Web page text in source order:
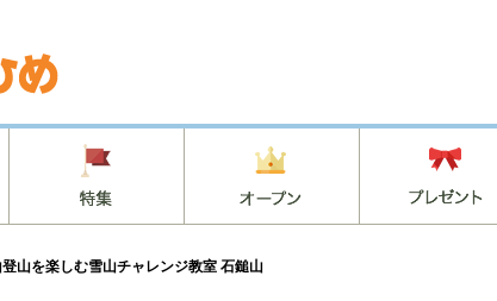
山を楽しむ雪山チャレンジ教室 石鎚山